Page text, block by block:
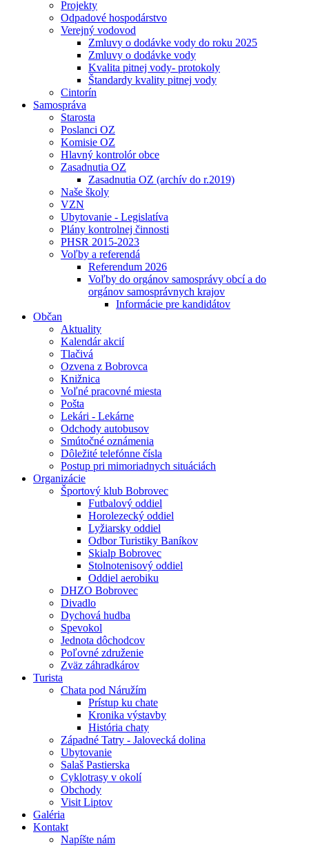
Projekty
Odpadové hospodárstvo
Verejný vodovod
Zmluvy o dodávke vody do roku 2025
Zmluvy o dodávke vody
Kvalita pitnej vody- protokoly
Štandardy kvality pitnej vody
Cintorín
Samospráva
Starosta
Poslanci OZ
Komisie OZ
Hlavný kontrolór obce
Zasadnutia OZ
Zasadnutia OZ (archív do r.2019)
Naše školy
VZN
Ubytovanie - Legislatíva
Plány kontrolnej činnosti
PHSR 2015-2023
Voľby a referendá
Referendum 2026
Voľby do orgánov samosprávy obcí a do
orgánov samosprávnych krajov
Informácie pre kandidátov
Občan
Aktuality
Kalendár akcií
Tlačivá
Ozvena z Bobrovca
Knižnica
Voľné pracovné miesta
Pošta
Lekári - Lekárne
Odchody autobusov
Smútočné oznámenia
Dôležité telefónne čísla
Postup pri mimoriadnych situáciách
Organizácie
Športový klub Bobrovec
Futbalový oddiel
Horolezecký oddiel
Lyžiarsky oddiel
Odbor Turistiky Baníkov
Skialp Bobrovec
Stolnotenisový oddiel
Oddiel aerobiku
DHZO Bobrovec
Divadlo
Dychová hudba
Spevokol
Jednota dôchodcov
Poľovné združenie
Zväz záhradkárov
Turista
Chata pod Náružím
Prístup ku chate
Kronika výstavby
História chaty
Západné Tatry - Jalovecká dolina
Ubytovanie
Salaš Pastierska
Cyklotrasy v okolí
Obchody
Visit Liptov
Galéria
Kontakt
Napíšte nám